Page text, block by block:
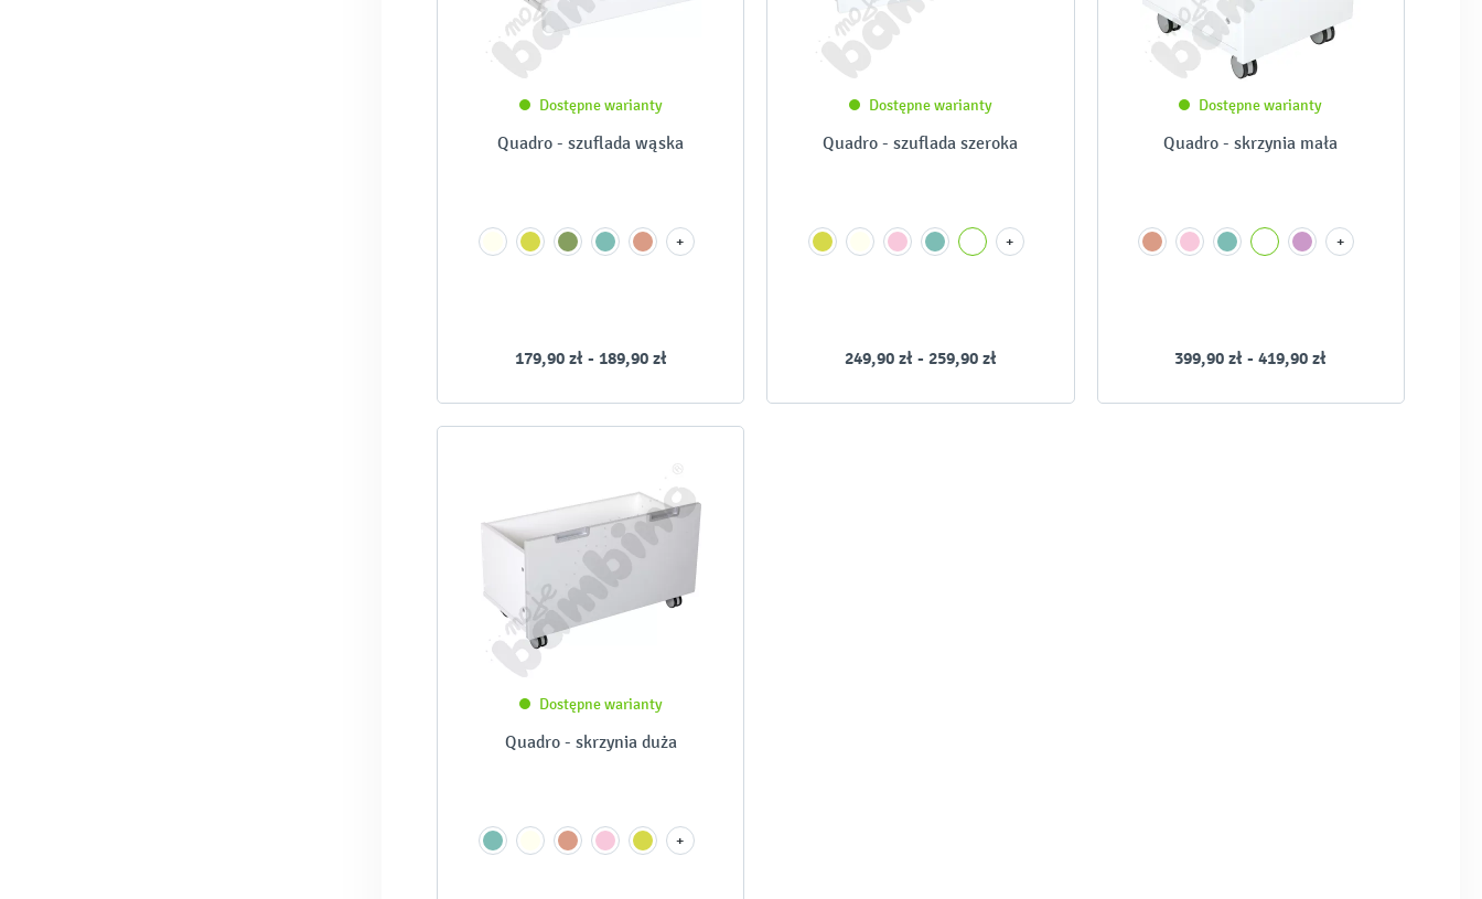
Dostępne warianty
Quadro - szuflada wąska
+
179,90 zł - 189,90 zł
Dostępne warianty
Quadro - szuflada szeroka
+
249,90 zł - 259,90 zł
Dostępne warianty
Quadro - skrzynia mała
+
399,90 zł - 419,90 zł
Dostępne warianty
Quadro - skrzynia duża
+